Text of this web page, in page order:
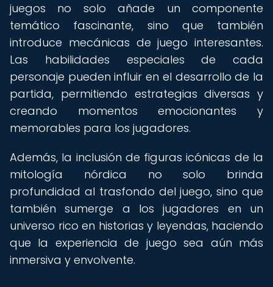
juegos no solo añade un componente
temático fascinante, sino que también
introduce mecánicas de juego interesantes.
Las habilidades especiales de cada
personaje pueden influir en el desarrollo de la
partida, permitiendo estrategias diversas y
creando momentos emocionantes y
memorables para los jugadores.
Además, la inclusión de figuras icónicas de la
mitología nórdica no solo brinda
profundidad al trasfondo del juego, sino que
también sumerge a los jugadores en un
universo rico en historias y leyendas, haciendo
que la experiencia de juego sea aún más
inmersiva y envolvente.